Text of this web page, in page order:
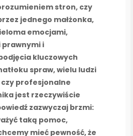
stron, czy
jednego małżonka,
emocjami,
i
kluczowych
spraw, wielu ludzi
profesjonalne
jest rzeczywiście
zazwyczaj brzmi:
taką pomoc,
mieć pewność, że